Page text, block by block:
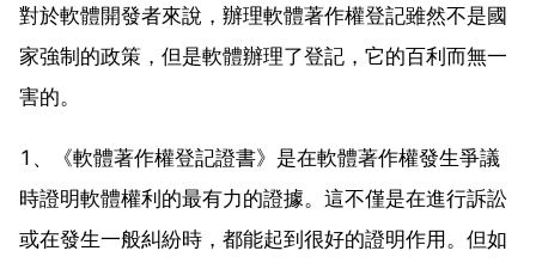
對於軟體開發者來說，辦理軟體著作權登記雖然不是國
家強制的政策，但是軟體辦理了登記，它的百利而無一
害的。
1、《軟體著作權登記證書》是在軟體著作權發生爭議
時證明軟體權利的最有力的證據。這不僅是在進行訴訟
或在發生一般糾紛時，都能起到很好的證明作用。但如